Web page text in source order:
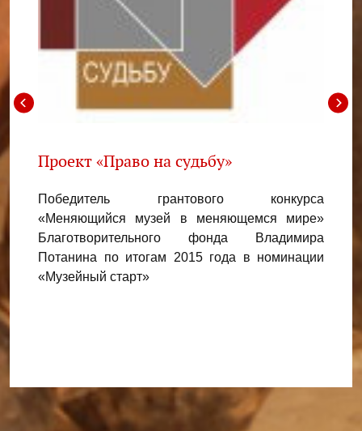
Проект «Право на судьбу»
Победитель грантового конкурса
«Меняющийся музей в меняющемся мире»
Благотворительного фонда Владимира
Потанина по итогам 2015 года в номинации
«Музейный старт»